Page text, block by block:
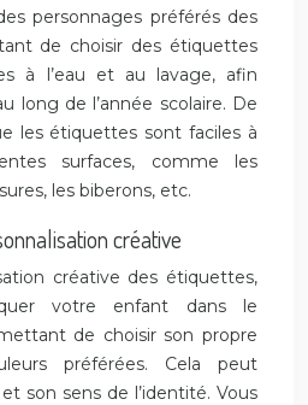
personnages préférés des
de choisir des étiquettes
à l’eau et au lavage, afin
long de l’année scolaire. De
les étiquettes sont faciles à
surfaces, comme les
les biberons, etc.
créative
créative des étiquettes,
votre enfant dans le
de choisir son propre
préférées. Cela peut
son sens de l’identité. Vous